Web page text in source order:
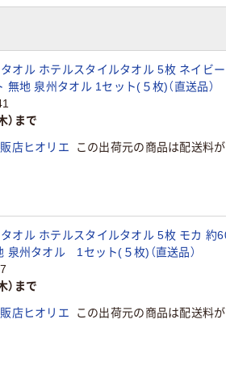
オル ホテルスタイルタオル 5枚 ネイビ
地 泉州タオル 1セット(５枚)（直送品）
）まで
店ヒオリエ この出荷元の商品は配送料が
オル ホテルスタイルタオル 5枚 モカ 約
泉州タオル 1セット(５枚)（直送品）
）まで
店ヒオリエ この出荷元の商品は配送料が